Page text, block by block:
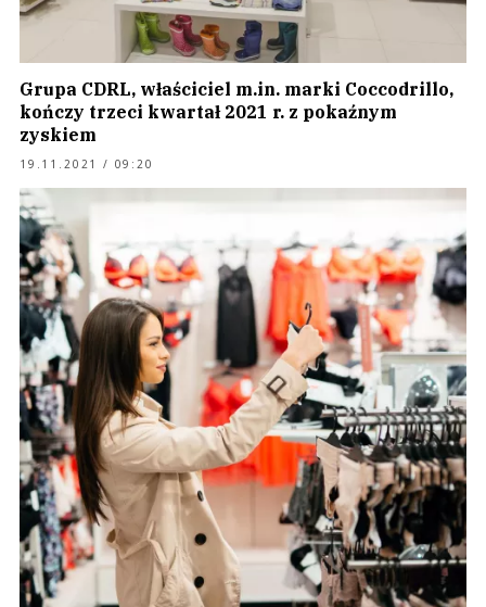
Grupa CDRL, właściciel m.in. marki Coccodrillo,
kończy trzeci kwartał 2021 r. z pokaźnym
zyskiem
19.11.2021 / 09:20